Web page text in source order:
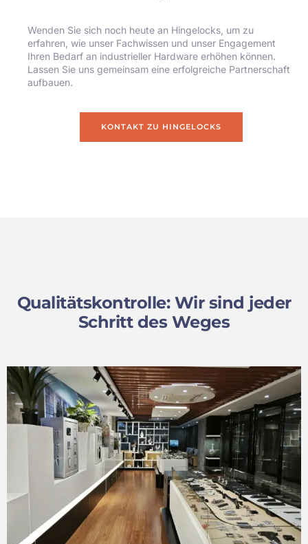
Wenden Sie sich noch heute an Hingelocks, um zu
erfahren, wie unser Fachwissen und unser Engagement
Ihren Bedarf an industrieller Hardware erhöhen können.
Lassen Sie uns gemeinsam eine erfolgreiche Partnerschaft
aufbauen.
KONTAKT ZU HINGELOCKS
Qualitätskontrolle: Wir sind jeder
Schritt des Weges